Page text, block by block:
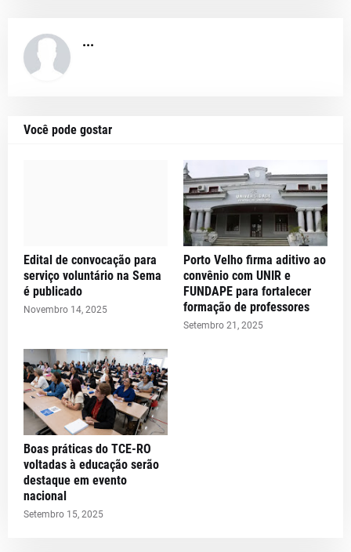
...
Você pode gostar
Edital de convocação para
serviço voluntário na Sema
é publicado
Novembro 14, 2025
Porto Velho firma aditivo ao
convênio com UNIR e
FUNDAPE para fortalecer
formação de professores
Setembro 21, 2025
Boas práticas do TCE-RO
voltadas à educação serão
destaque em evento
nacional
Setembro 15, 2025